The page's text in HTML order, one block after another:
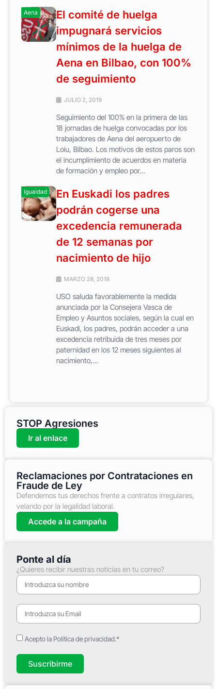
Aena
El comité de huelga
impugnará servicios
mínimos de la huelga de
Aena en Bilbao, con 100%
de seguimiento
JULIO 2, 2019
Seguimiento del 100% en la primera de las
18 jornadas de huelga convocadas por los
trabajadores de Aena del aeropuerto de
Loiu, Bilbao. Los motivos de estos paros son
el incumplimiento de acuerdos en materia
de formación y empleo por...
Igualdad
En Euskadi los padres
podrán cogerse una
excedencia remunerada
de 12 semanas por
nacimiento de hijo
MARZO 28, 2018
USO saluda favorablemente la medida
anunciada por la Consejera Vasca de
Empleo y Asuntos sociales, según la cual en
Euskadi, los padres, podrán acceder a una
excedencia retribuida de tres meses por
paternidad en los 12 meses siguientes al
nacimiento,...
STOP Agresiones
Ir al enlace
Reclamaciones por Contrataciones en
Fraude de Ley
Defendemos tus derechos frente a contratos irregulares,
velando por la legalidad laboral.
Accede a la campaña
Ponte al día
¿Quieres recibir nuestras noticias en tu correo?
Acepto la Política de privacidad.*
Suscribirme